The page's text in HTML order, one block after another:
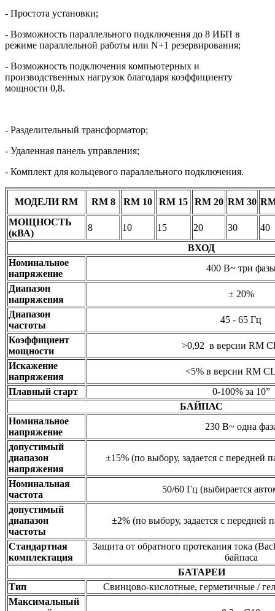
- Простота установки;
- Возможность параллельного подключения до 8 ИБП в
режиме параллельной работы или N+1 резервирования;
- Возможность подключения компьютерных и
производственных нагрузок благодаря коэффициенту
мощности 0,8.
- Разделительный трансформатор;
- Удаленная панель управления;
- Комплект для кольцевого параллельного подключения.
МОДЕЛИ RM RM 8 RM 10 RM 15 RM 20 RM 30
МОЩНОСТЬ
(кВА)
8 10 15 20 30
40
ВХОД
Номинальное
напряжение
400 В~ три
Диапазон
напряжения
± 20%
Диапазон
частоты
45 - 65 Гц
Коэффициент
мощности
>0,92 в версии RM
Искажение
напряжения
<5% в версии RM
Плавный старт
0-100% за 10”
БАЙПАС
Номинальное
напряжение
230 В~ одна
допустимый
диапазон
напряжения
±15% (по выбору, задается с передней
Номинальная
частота
50/60 Гц (выбирается
допустимый
диапазон
частоты
±2% (по выбору, задается с передней
Стандартная
комплектация
Защита от обратного протекания тока
байпаса
БАТАРЕИ
Тип
Cвинцово-кислотные, герметичные /
Максимальный